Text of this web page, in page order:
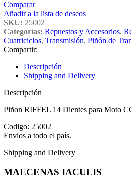
Comparar
Añadir a la lista de deseos
SKU: 25002
Categorías: Repuestos y Accesorios,
Cuatriciclos, Transmisión, Piñón de
Compartir:
Descripción
Shipping and Delivery
Descripción
Piñon RIFFEL 14 Dientes para Moto
Codigo: 25002
Envios a todo el país.
Shipping and Delivery
MAECENAS IACULIS